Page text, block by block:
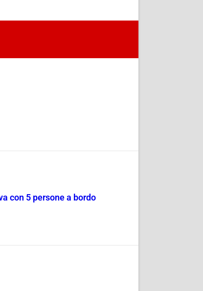
con 5 persone a bordo